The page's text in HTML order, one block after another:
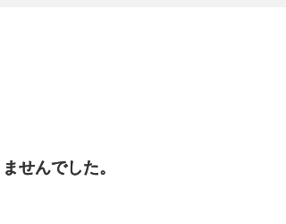
せんでした。